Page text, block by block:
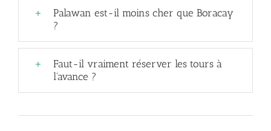
Palawan est-il moins cher que Boracay
?
Faut-il vraiment réserver les tours à
l'avance ?